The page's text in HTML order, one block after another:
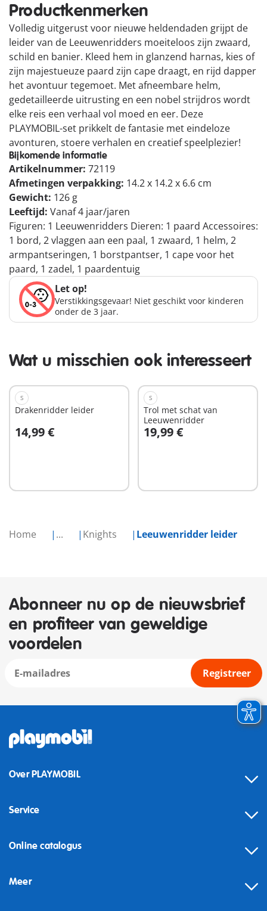
Home ... Knights Leeuwenridder leider
Productkenmerken
Volledig uitgerust voor nieuwe heldendaden grijpt de
leider van de Leeuwenridders moeiteloos zijn zwaard,
schild en banier. Kleed hem in glanzend harnas, kies of
zijn majestueuze paard zijn cape draagt, en rijd dapper
het avontuur tegemoet. Met afneembare helm,
gedetailleerde uitrusting en een nobel strijdros wordt
elke reis een verhaal vol moed en eer. Deze
PLAYMOBIL-set prikkelt de fantasie met eindeloze
avonturen, stoere verhalen en creatief speelplezier!
Bijkomende informatie
Artikelnummer: 72119
Afmetingen verpakking: 14.2 x 14.2 x 6.6 cm
Gewicht: 126 g
Leeftijd: Vanaf 4 jaar/jaren
Figuren: 1 Leeuwenridders Dieren: 1 paard Accessoires:
1 bord, 2 vlaggen aan een paal, 1 zwaard, 1 helm, 2
armpantseringen, 1 borstpantser, 1 cape voor het
paard, 1 zadel, 1 paardentuig
Let op!
Verstikkingsgevaar! Niet geschikt voor kinderen
onder de 3 jaar.
Wat u misschien ook interesseert
S
Drakenridder leider
14,99 €
In winkelwagen
S
Trol met schat van
Leeuwenridder
19,99 €
In winkelwagen
Abonneer nu op de nieuwsbrief
en profiteer van geweldige
voordelen
Registreer
Over PLAYMOBIL
Service
Online catalogus
Meer